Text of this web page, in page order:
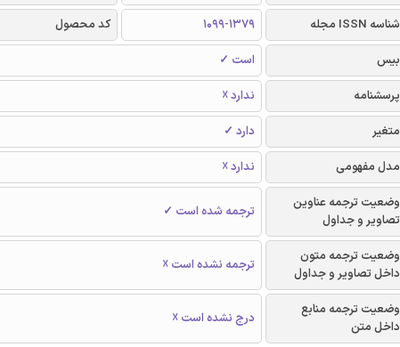
شناسه ISSN مجله 1099-1379 کد محصول
بیس
است ✓
پرسشنامه
ندارد ☓
متغیر
دارد ✓
مدل مفهومی
ندارد ☓
وضعیت ترجمه عناوین
تصاویر و جداول
ترجمه شده است ✓
وضعیت ترجمه متون
داخل تصاویر و جداول
ترجمه نشده است ☓
وضعیت ترجمه منابع
داخل متن
درج نشده است ☓